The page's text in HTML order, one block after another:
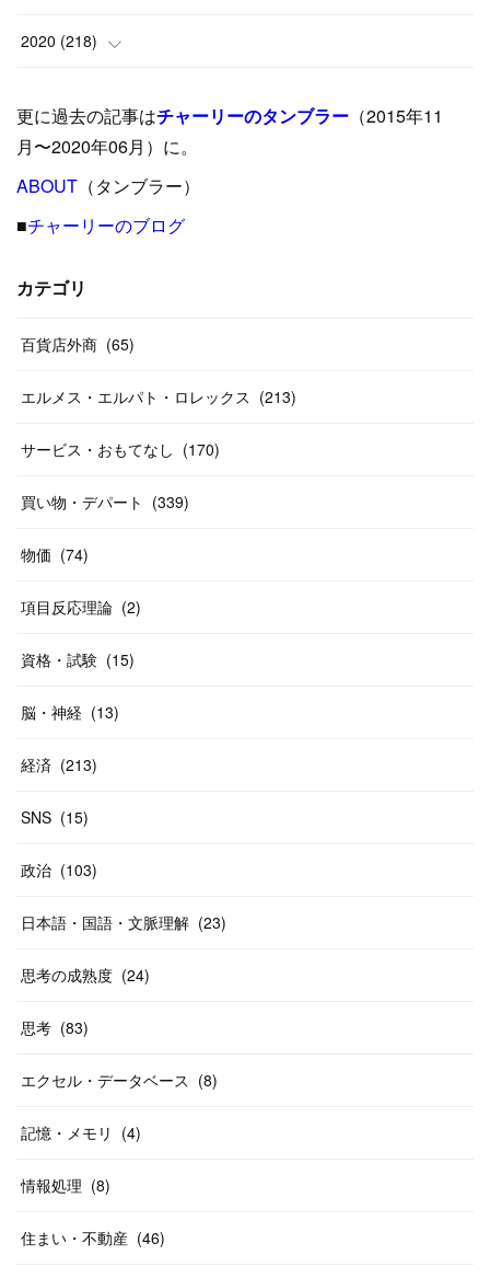
( 5 )
( 15
(24)
(8 )
(17
(12)
(17)
)
(12)
19)
(13
(14)
(35)
(33 )
(26)
27)
(29
(24)
(26
(37)
(31)
(31)
31
(26
(20)
(14
(46
(9)
(39)
( 23)
40
(55
(38)
(20
(31
58)
10
2020 (218)
(24)
( 42)
(33
(46)
(20
更に過去の記事はチャーリーのタンブラー （2015年11
月〜2020年06月）に。
ABOUT （タンブラー）
■チャーリーのブログ
カテゴリ
百貨店外商 (65)
エルメス・エルパト・ロレックス (213)
サービス・おもてなし (170)
買い物・デパート (339)
物価 (74)
項目反応理論 (2)
資格・試験 (15)
脳・神経 (13)
経済 (213)
SNS (15)
政治 (103)
日本語・国語・文脈理解 (23)
思考の成熟度 (24)
思考 (83)
エクセル・データベース (8)
記憶・メモリ (4)
情報処理 (8)
住まい・不動産 (46)